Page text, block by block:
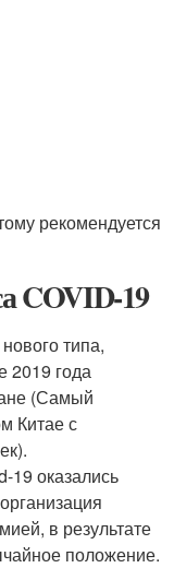
рекомендуется
COVID-19
типа,
2019 года
(Самый
Китае с
19 оказались
в результате
положение.